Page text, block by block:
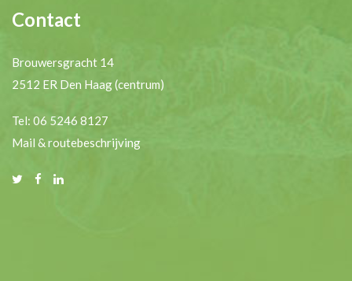
Contact
Brouwersgracht 14
2512 ER Den Haag (centrum)
Tel: 06 5246 8127
Mail & routebeschrijving